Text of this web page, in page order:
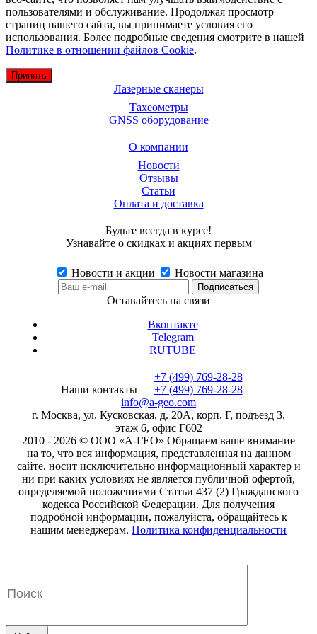
пользователями и обслуживание. Продолжая просмотр
страниц нашего сайта, вы принимаете условия его
использования. Более подробные сведения смотрите в нашей
Политике в отношении файлов Cookie.
Принять
Лазерные сканеры
Тахеометры
GNSS оборудование
О компании
Новости
Отзывы
Статьи
Оплата и доставка
Будьте всегда в курсе!
Узнавайте о скидках и акциях первым
Новости и акции Новости магазина
Оставайтесь на связи
Вконтакте
Telegram
RUTUBE
Наши контакты
+7 (499) 769-28-28
+7 (499) 769-28-28
info@a-geo.com
г. Москва, ул. Кусковская, д. 20А, корп. Г, подъезд 3,
этаж 6, офис Г602
2010 - 2026 © ООО «А-ГЕО» Обращаем ваше внимание
на то, что вся информация, представленная на данном
сайте, носит исключительно информационный характер и
ни при каких условиях не является публичной офертой,
определяемой положениями Статьи 437 (2) Гражданского
кодекса Российской Федерации. Для получения
подробной информации, пожалуйста, обращайтесь к
нашим менеджерам. Политика конфиденциальности